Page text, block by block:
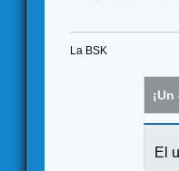
La BSK
El